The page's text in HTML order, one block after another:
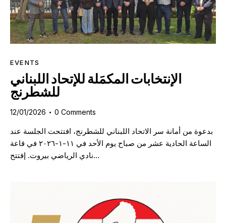
EVENTS
الإنتخابات المكمَلة للإتحاد اللبناني
للشطرنج
12/01/2026 0 Comments
بدعوة من أمانة سر الاتحاد اللبناني للشطرنج، افتتحت الجلسة عند
الساعة الحادية عشر من صباح يوم الأحد في ١١-١-٢٠٢٦ في قاعة
نادي الرياضي بيروت. إفتتح…